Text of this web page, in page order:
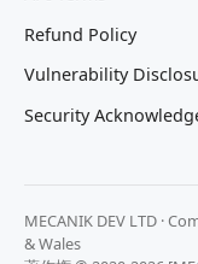
Refund Policy
Vulnerability
Security
MECANIK DEV LTD ·
& Wales